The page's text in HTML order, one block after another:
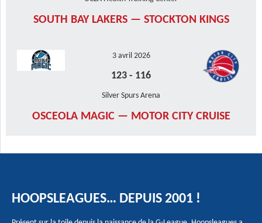
SOUTH BAY LAKERS — STOCKTON KINGS
3 avril 2026
123 - 116
Silver Spurs Arena
OSCEOLA MAGIC — MOTOR CITY CRUISE
HOOPSLEAGUES… DEPUIS 2001 !